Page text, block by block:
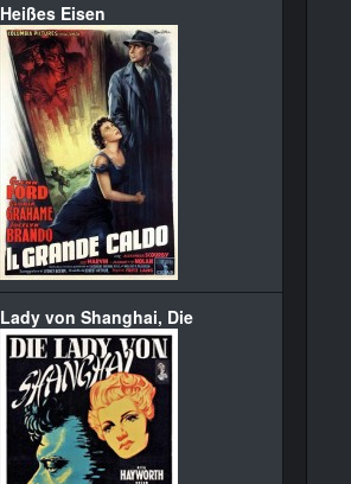
Heißes Eisen
Lady von Shanghai, Die